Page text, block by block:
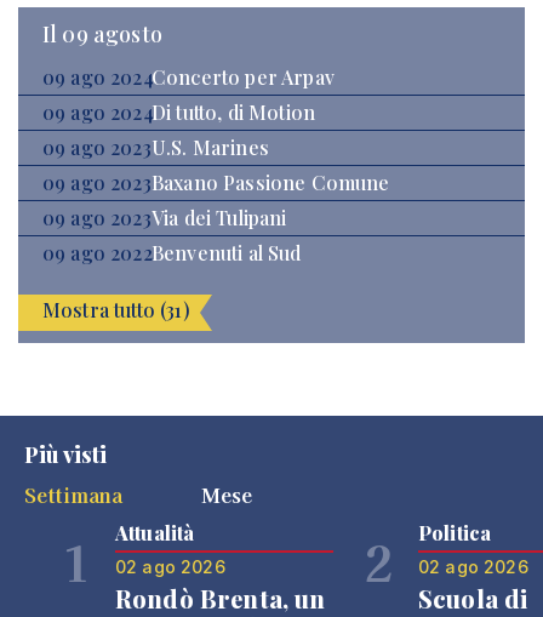
Il 09 agosto
09 ago 2024Concerto per Arpav
09 ago 2024Di tutto, di Motion
09 ago 2023U.S. Marines
09 ago 2023Baxano Passione Comune
09 ago 2023Via dei Tulipani
09 ago 2022Benvenuti al Sud
Mostra tutto (31)
Più visti
Settimana
Mese
1 Attualità
02 ago 2026
Rondò Brenta, un
2 Politica
02 ago 2026
Scuola di